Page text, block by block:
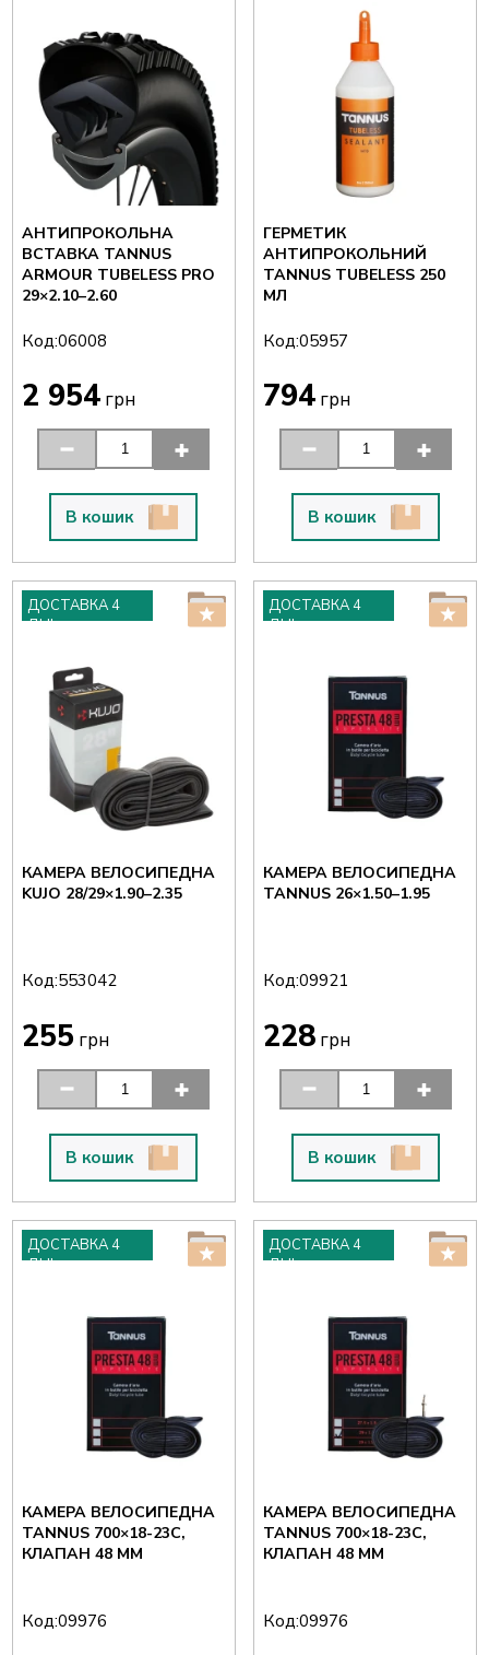
АНТИПРОКОЛЬНА
ВСТАВКА TANNUS
ARMOUR TUBELESS PRO
29×2.10–2.60
Код:06008
2 954грн
В кошик
ГЕРМЕТИК
АНТИПРОКОЛЬНИЙ
TANNUS TUBELESS 250
МЛ
Код:05957
794 грн
В кошик
ДОСТАВКА 4
ДНІ
КАМЕРА ВЕЛОСИПЕДНА
KUJO 28/29×1.90–2.35
Код:553042
255 грн
В кошик
ДОСТАВКА 4
ДНІ
КАМЕРА ВЕЛОСИПЕДНА
TANNUS 26×1.50–1.95
Код:09921
228 грн
В кошик
ДОСТАВКА 4
ДНІ
КАМЕРА ВЕЛОСИПЕДНА
TANNUS 700×18-23C,
КЛАПАН 48 ММ
Код:09976
ДОСТАВКА 4
ДНІ
КАМЕРА ВЕЛОСИПЕДНА
TANNUS 700×18-23C,
КЛАПАН 48 ММ
Код:09976